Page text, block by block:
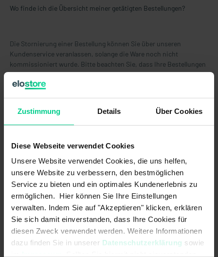
Zustimmung Details Über Cookies
Diese Webseite verwendet Cookies
Unsere Website verwendet Cookies, die uns helfen,
unsere Website zu verbessern, den bestmöglichen
Service zu bieten und ein optimales Kundenerlebnis zu
ermöglichen. Hier können Sie Ihre Einstellungen
verwalten. Indem Sie auf "Akzeptieren" klicken, erklären
Sie sich damit einverstanden, dass Ihre Cookies für
diesen Zweck verwendet werden. Weitere Informationen
dazu finden Sie in unserer Datenschutzerklärung sowie
Wo finde ich die Übersicht meiner getätigten Bestellungen?
Die Stornierung einer Bestellung können Sie über unseren
Kundenservice veranlassen, solange die Ware noch nicht
kommissioniert wurde. Bitte beachten Sie, dass Ihre Bestellungen
nur innerhalb von 10-15 Minuten nach Bestelleingang storniert
werden können. Um Ihnen eine schnelle Lieferung zu
Stornierung nicht mehr möglich.
Telefon.
Verwandte Themen
See other articles in: